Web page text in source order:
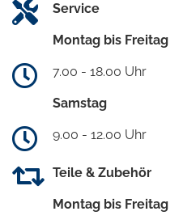
Service
Montag bis Freitag
7.00 - 18.00 Uhr
Samstag
9.00 - 12.00 Uhr
Teile & Zubehör
Montag bis Freitag